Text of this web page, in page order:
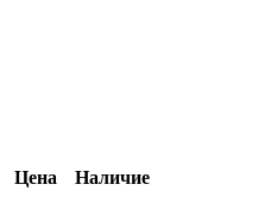
Цена Наличие